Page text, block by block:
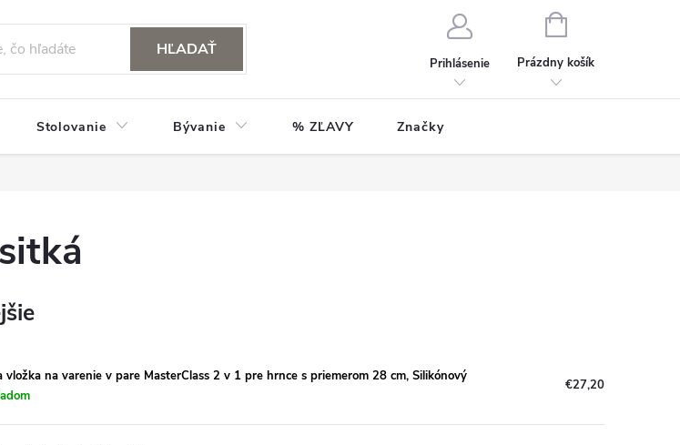
HĽADAŤ
Prihlásenie
NÁKUPNÝ
Prázdny košík
Stolovanie Bývanie % ZĽAVY Značky
vložka na varenie v pare MasterClass 2 v 1 pre hrnce s priemerom 28 cm, Silikónový
€27,20